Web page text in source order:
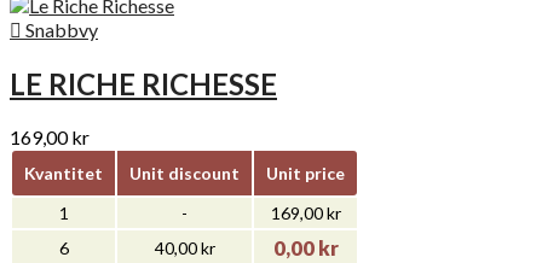
 Snabbvy
LE RICHE RICHESSE
169,00 kr
Kvantitet Unit discount
Unit price
1
-
169,00 kr
6
40,00 kr 0,00 kr